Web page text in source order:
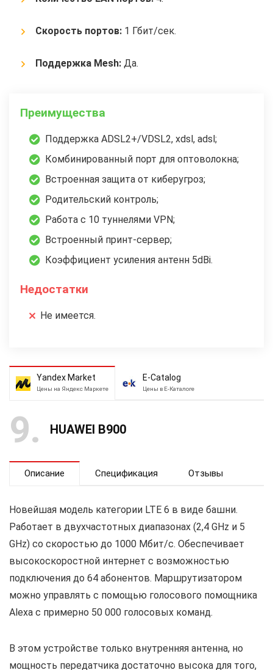
Скорость портов: 1 Гбит/сек.
Поддержка Mesh: Да.
Преимущества
Поддержка ADSL2+/VDSL2, xdsl, adsl;
Комбинированный порт для оптоволокна;
Встроенная защита от киберугроз;
Родительский контроль;
Работа с 10 туннелями VPN;
Встроенный принт-сервер;
Коэффициент усиления антенн 5dBi.
Недостатки
Не имеется.
Yandex Market
Цены на Яндекс Маркете
E-Catalog
Цены в Е-Каталоге
9 HUAWEI B900
Описание Спецификация Отзывы
Новейшая модель категории LTE 6 в виде башни.
Работает в двухчастотных диапазонах (2,4 GHz и 5
GHz) со скоростью до 1000 Мбит/с. Обеспечивает
высокоскоростной интернет с возможностью
подключения до 64 абонентов. Маршрутизатором
можно управлять с помощью голосового помощника
Alexa с примерно 50 000 голосовых команд.
В этом устройстве только внутренняя антенна, но
мощность передатчика достаточно высока для того,